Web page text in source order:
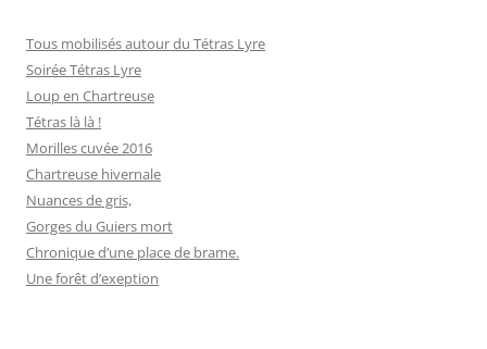
Tous mobilisés autour du Tétras Lyre
Soirée Tétras Lyre
Loup en Chartreuse
Tétras là là !
Morilles cuvée 2016
Chartreuse hivernale
Nuances de gris,
Gorges du Guiers mort
Chronique d’une place de brame.
Une forêt d’exeption